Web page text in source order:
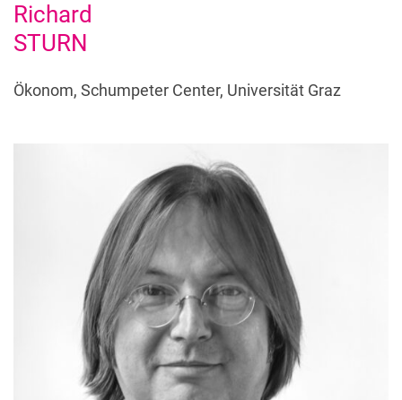
Richard
STURN
Ökonom, Schumpeter Center, Universität Graz